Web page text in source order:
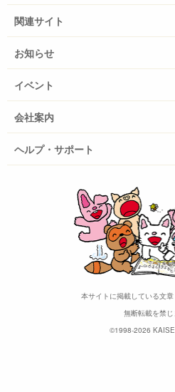
関連サイト
お知らせ
イベント
会社案内
ヘルプ・サポート
本サイトに掲載している文
無断転載を禁じ
©1998-2026